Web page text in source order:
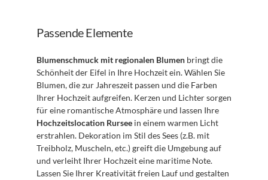
Passende Elemente
Blumenschmuck mit regionalen Blumen bringt die
Schönheit der Eifel in Ihre Hochzeit ein. Wählen Sie
Blumen, die zur Jahreszeit passen und die Farben
Ihrer Hochzeit aufgreifen. Kerzen und Lichter sorgen
Hochzeitslocation Rursee in einem warmen Licht
erstrahlen. Dekoration im Stil des Sees (z.B. mit
Treibholz, Muscheln, etc.) greift die Umgebung auf
und verleiht Ihrer Hochzeit eine maritime Note.
Lassen Sie Ihrer Kreativität freien Lauf und gestalten